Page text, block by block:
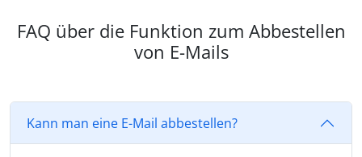
FAQ über die Funktion zum Abbestellen
von E-Mails
Kann man eine E-Mail abbestellen?